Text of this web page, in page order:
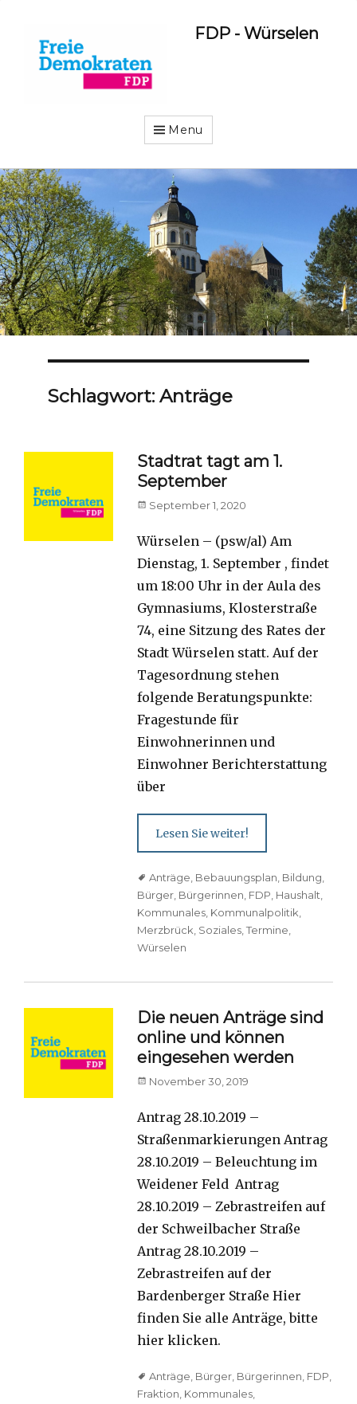
FDP - Würselen
Menu
Schlagwort: Anträge
Stadtrat tagt am 1.
September
Posted
September 1, 2020
Würselen – (psw/al) Am
Dienstag, 1. September , findet
um 18:00 Uhr in der Aula des
Gymnasiums, Klosterstraße
74, eine Sitzung des Rates der
Stadt Würselen statt. Auf der
Tagesordnung stehen
folgende Beratungspunkte:
Fragestunde für
Einwohnerinnen und
Einwohner Berichterstattung
über
Lesen Sie weiter!
TagsAnträge Bebauungsplan Bildung
Bürger Bürgerinnen FDP Haushalt
Kommunales Kommunalpolitik
Merzbrück Soziales ,Termine
Würselen
Die neuen Anträge sind
online und können
eingesehen werden
Posted
November 30, 2019
Antrag 28.10.2019 –
Straßenmarkierungen Antrag
28.10.2019 – Beleuchtung im
Weidener Feld Antrag
28.10.2019 – Zebrastreifen auf
der Schweilbacher Straße
Antrag 28.10.2019 –
Zebrastreifen auf der
Bardenberger Straße Hier
finden Sie alle Anträge, bitte
hier klicken.
TagsAnträge, Bürger, Bürgerinnen, FDP,
Fraktion, Kommunales,